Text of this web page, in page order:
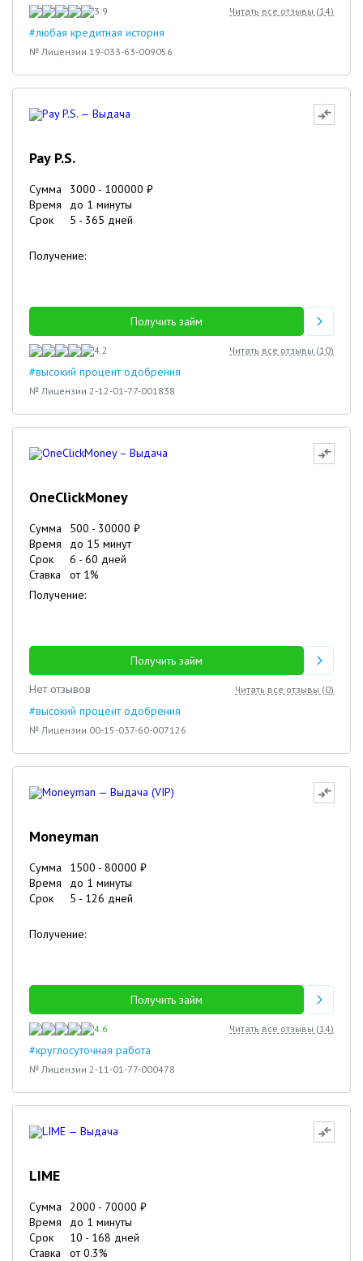
3.9 Читать все отзывы (14)
#любая кредитная история
№ Лицензии 19-033-63-009056
Pay P.S.
Сумма 3000 - 100000 ₽
Время
до 1 минуты
Срок
5 - 365 дней
Получение:
Получить займ
4.2 Читать все отзывы (10)
#высокий процент одобрения
№ Лицензии 2-12-01-77-001838
OneClickMoney
Сумма 500 - 30000 ₽
Время
до 15 минут
Срок
6 - 60 дней
Ставка
от 1%
Получение:
Получить займ
Нет отзывов
Читать все отзывы (0)
#высокий процент одобрения
№ Лицензии 00-15-037-60-007126
Moneyman
Сумма 1500 - 80000 ₽
Время
до 1 минуты
Срок
5 - 126 дней
Получение:
Получить займ
4.6 Читать все отзывы (14)
#круглосуточная работа
№ Лицензии 2-11-01-77-000478
LIME
Сумма 2000 - 70000 ₽
Время
до 1 минуты
Срок
10 - 168 дней
Ставка
от0.3%